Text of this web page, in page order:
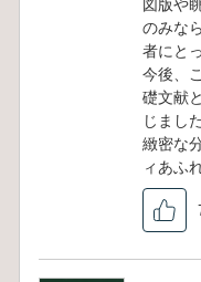
図版や
のみな
者にと
今後、
礎文献
じまし
緻密な
ィあふ